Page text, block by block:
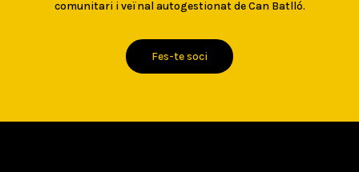
comunitari i veïnal autogestionat de Can Batlló.
Fes-te soci